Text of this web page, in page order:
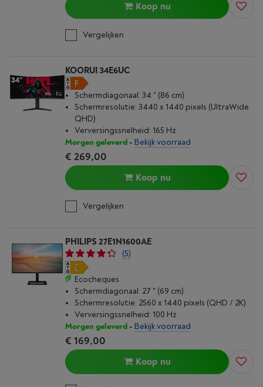
Koop nu
Vergelijken
KOORUI 34E6UC
Schermdiagonaal: 34 " (86 cm)
Schermresolutie: 3440 x 1440 pixels (UltraWide
QHD)
Verversingssnelheid: 165 Hz
Morgen geleverd- Bekijk voorraad
€ 269,00
Koop nu
Vergelijken
PHILIPS 27E1N1600AE
(5)
Ecocheques
Schermdiagonaal: 27 " (69 cm)
Schermresolutie: 2560 x 1440 pixels (QHD / 2K)
Verversingssnelheid: 100 Hz
Morgen geleverd- Bekijk voorraad
€ 169,00
Koop nu